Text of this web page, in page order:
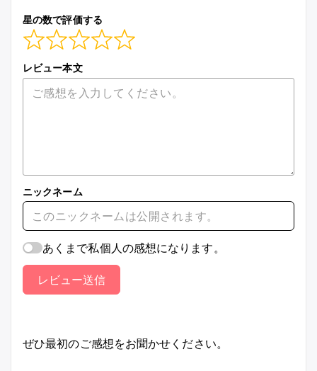
星の数で評価する
レビュー本文
ニックネーム
あくまで私個人の感想になります。
レビュー送信
ぜひ最初のご感想をお聞かせください。